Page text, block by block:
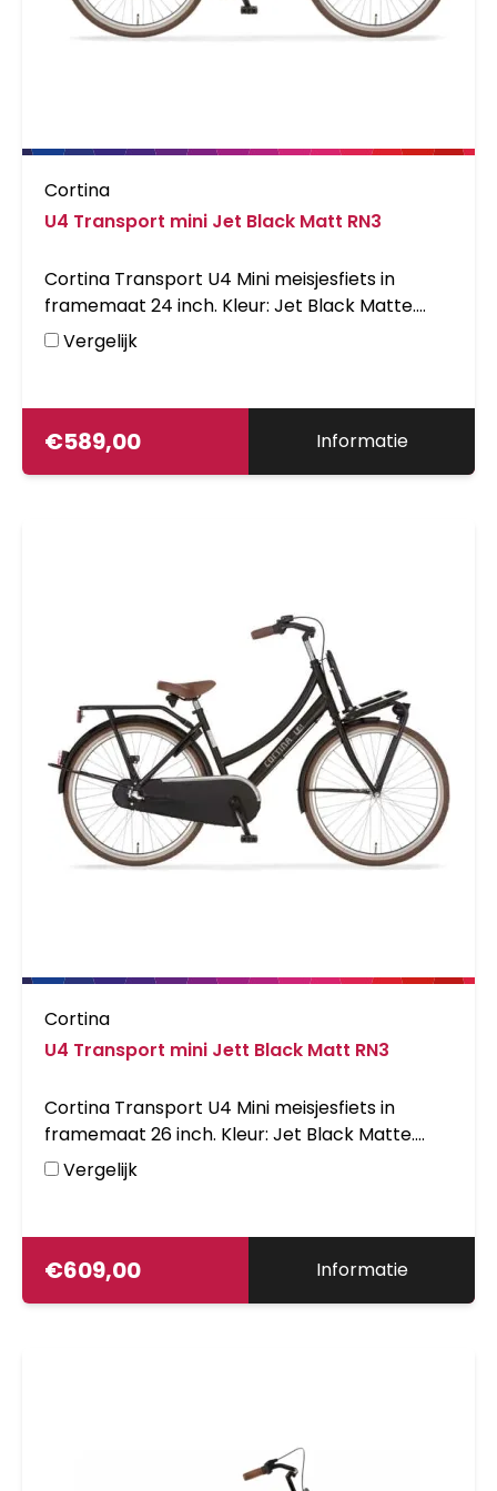
Cortina
U4 Transport mini Jet Black Matt RN3
Cortina Transport U4 Mini meisjesfiets in
framemaat 24 inch. Kleur: Jet Black Matte.
Uitgerust met achter een Shimano Nexus 3-
traps versnellingsnaaf met terugtraprem en
voordrager.
Vergelijk
€589,00 Informatie
Cortina
U4 Transport mini Jett Black Matt RN3
Cortina Transport U4 Mini meisjesfiets in
framemaat 26 inch. Kleur: Jet Black Matte.
Uitgerust met achter een Shimano Nexus 3-
traps versnellingsnaaf met terugtraprem en
voordrager.
Vergelijk
€609,00 Informatie